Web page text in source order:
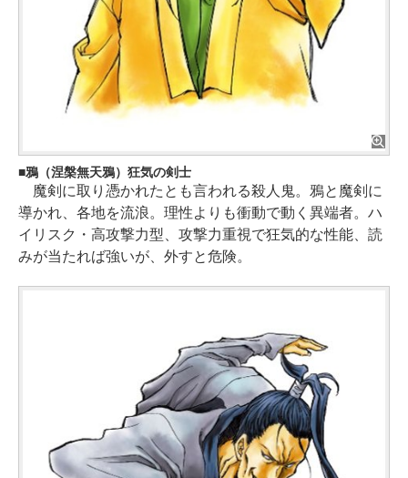
鴉（涅槃無天鴉）狂気の剣士
魔剣に取り憑かれたとも言われる殺人鬼。鴉と魔剣に
導かれ、各地を流浪。理性よりも衝動で動く異端者。ハ
イリスク・高攻撃力型、攻撃力重視で狂気的な性能、読
みが当たれば強いが、外すと危険。